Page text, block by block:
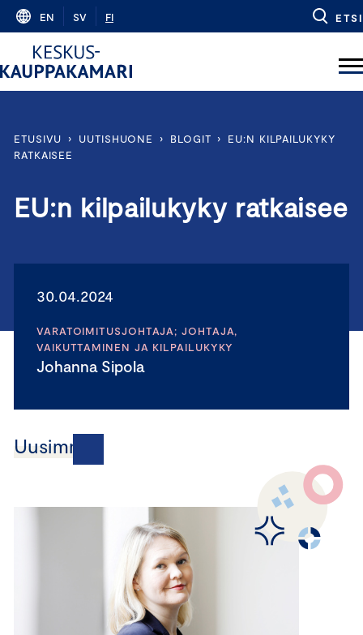
Skip
content
EN SV FI ETSI
ETUSIVU › UUTISHUONE › BLOGIT ›
EU:N KILPAILUKYKY
RATKAISEE
EU:n kilpailukyky ratkaisee
30.04.2024
VARATOIMITUSJOHTAJA; JOHTAJA,
VAIKUTTAMINEN JA KILPAILUKYKY
Johanna Sipola
Uusimmat